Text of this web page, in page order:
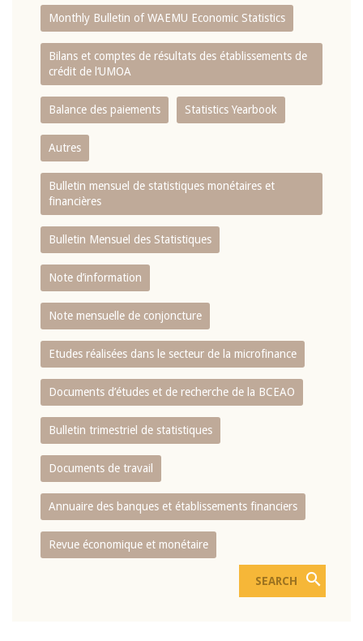
Monthly Bulletin of WAEMU Economic Statistics
Bilans et comptes de résultats des établissements de
crédit de l‘UMOA
Balance des paiements Statistics Yearbook
Autres
Bulletin mensuel de statistiques monétaires et
financières
Bulletin Mensuel des Statistiques
Note d’information
Note mensuelle de conjoncture
Etudes réalisées dans le secteur de la microfinance
Documents d’études et de recherche de la BCEAO
Bulletin trimestriel de statistiques
Documents de travail
Annuaire des banques et établissements financiers
Revue économique et monétaire